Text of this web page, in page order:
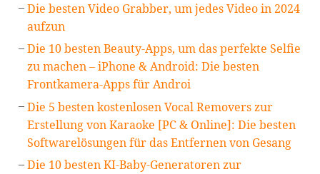
Die besten Video Grabber, um jedes Video in 2024
aufzun
Die 10 besten Beauty-Apps, um das perfekte Selfie
zu machen – iPhone & Android: Die besten
Frontkamera-Apps für Androi
Die 5 besten kostenlosen Vocal Removers zur
Erstellung von Karaoke [PC & Online]: Die besten
Softwarelösungen für das Entfernen von Gesang
Die 10 besten KI-Baby-Generatoren zur